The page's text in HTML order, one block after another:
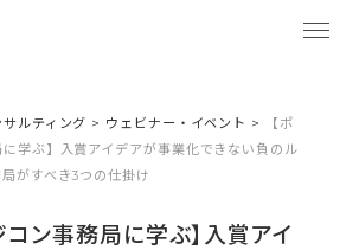
ルティング > ウェビナー・イベント >
【ポ
学ぶ】入賞アイデアが事業化できない負のル
がすべき3つの仕掛け
コン事務局に学ぶ】入賞アイ